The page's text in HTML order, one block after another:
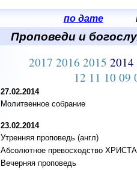
по дате
Проповеди и
2017 2016 2015 2014
12 11 10 09
27.02.2014
Молитвенное собрание
23.02.2014
Утренняя проповедь (англ)
Абсолютное превосходство
Вечерняя проповедь